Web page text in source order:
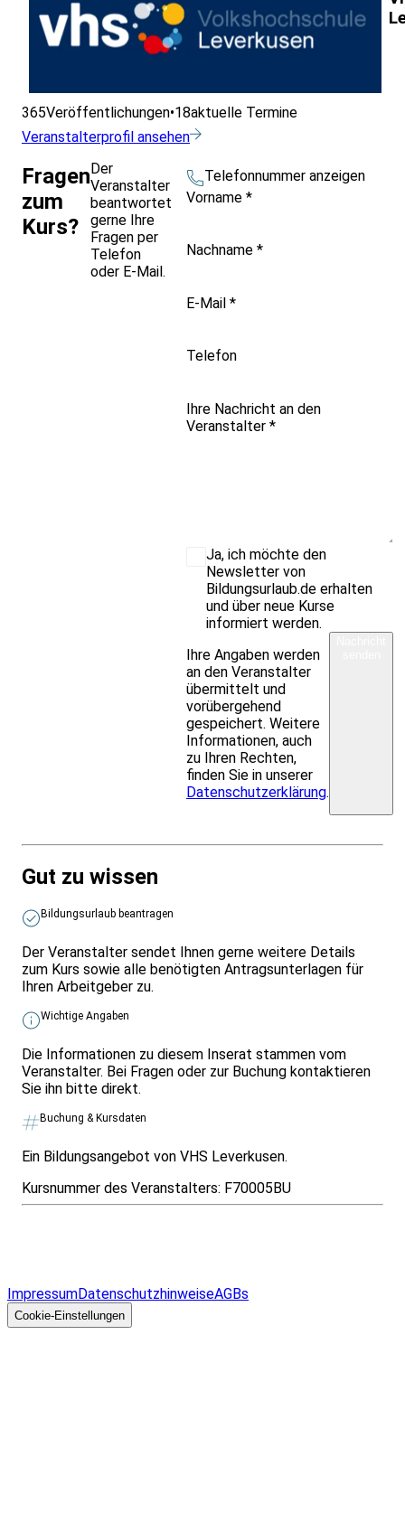
365Veröffentlichungen•18aktuelle Termine
Veranstalterprofil ansehen
Fragen
zum
Kurs?
Der
Veranstalter
beantwortet
gerne Ihre
Fragen per
Telefon
oder E-Mail.
Telefonnummer anzeigen
Vorname *
Nachname *
E-Mail *
Telefon
Ihre Nachricht an den
Veranstalter *
Ja, ich möchte den
Newsletter von
Bildungsurlaub.de erhalten
und über neue Kurse
informiert werden.
Ihre Angaben werden
an den Veranstalter
übermittelt und
vorübergehend
gespeichert. Weitere
Informationen, auch
zu Ihren Rechten,
finden Sie in unserer
Datenschutzerklärung.
Gut zu wissen
Bildungsurlaub beantragen
Der Veranstalter sendet Ihnen gerne weitere Details
zum Kurs sowie alle benötigten Antragsunterlagen für
Ihren Arbeitgeber zu.
Wichtige Angaben
Die Informationen zu diesem Inserat stammen vom
Veranstalter. Bei Fragen oder zur Buchung kontaktieren
Sie ihn bitte direkt.
Buchung & Kursdaten
Ein Bildungsangebot von VHS Leverkusen.
Kursnummer des Veranstalters: F70005BU
ImpressumDatenschutzhinweiseAGBs
Cookie-Einstellungen